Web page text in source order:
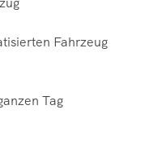
Fahrzeug
Tag